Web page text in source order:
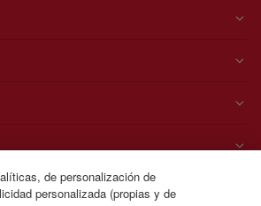
de personalización de
personalizada (propias y de